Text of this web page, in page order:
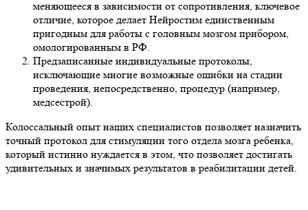
меняющееся в зависимости от сопротивления, ключевое
отличие, которое делает Нейростим единственным
пригодным для работы с головным мозгом прибором,
омологированным в РФ.
Предзаписанные индивидуальные протоколы,
исключающие многие возможные ошибки на стадии
проведения, непосредственно, процедур (например,
медсестрой).
Колоссальный опыт наших специалистов позволяет назначить
точный протокол для стимуляции того отдела мозга ребенка,
который истинно нуждается в этом, что позволяет достигать
удивительных и значимых результатов в реабилитации детей.